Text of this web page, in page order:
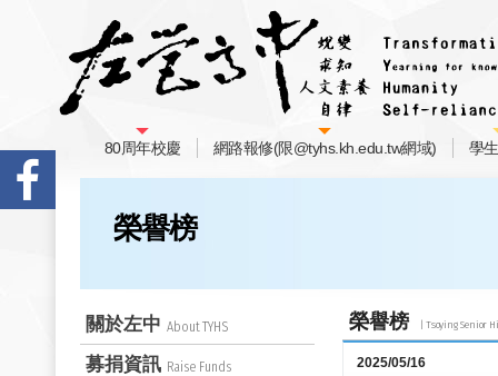
80周年校慶 網路報修(限@tyhs.kh.edu.tw網域) 學
榮譽榜
榮譽榜
2025/05/16
關於左中 About TYHS
募捐資訊 Raise Funds